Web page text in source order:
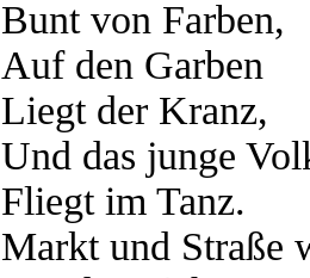
Bunt von Farben,
Auf den Garben
Liegt der Kranz,
Und das junge
Fliegt im Tanz.
Markt und Straße